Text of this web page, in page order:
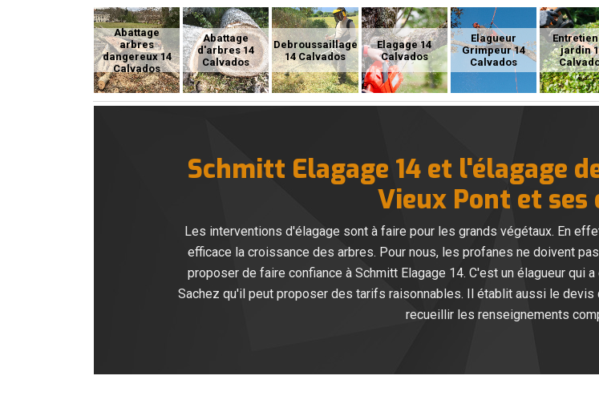
Abattage
arbres
dangereux 14
Calvados
Abattage
d'arbres 14
Calvados
Debroussaillage
14 Calvados
Elagage 14
Calvados
Elagueur
Grimpeur 14
Calvados
jardin
Schmitt Elagage 14 et l'élagage
Vieux Pont et ses
Les interventions d'élagage sont à faire pour les grands végétaux. En
efficace la croissance des arbres. Pour nous, les profanes ne doivent
proposer de faire confiance à Schmitt Elagage 14. C'est un élagueur
Sachez qu'il peut proposer des tarifs raisonnables. Il établit aussi le
recueillir les renseignements